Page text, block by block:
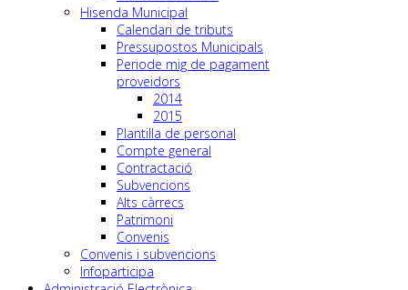
Hisenda Municipal
Calendari de tributs
Pressupostos Municipals
Periode mig de pagament
proveidors
2014
2015
Plantilla de personal
Compte general
Contractació
Subvencions
Alts càrrecs
Patrimoni
Convenis
Convenis i subvencions
Infoparticipa